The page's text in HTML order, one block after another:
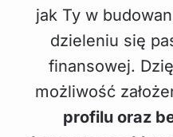
jak Ty w
dzieleniu się
finansowej.
możliwość
profilu oraz